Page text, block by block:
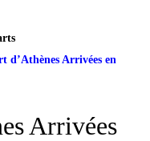
d’Athènes Arrivées en
Arrivées